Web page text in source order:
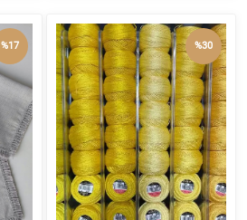
%17 %30